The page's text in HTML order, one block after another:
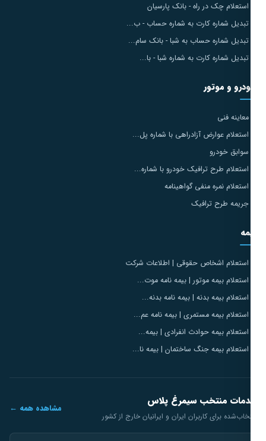
استعلام چک در راه - بانک پارسیان
تبدیل شماره کارت به شماره حساب - ب...
تبدیل شماره حساب به شبا - بانک سام...
تبدیل شماره کارت به شماره شبا - با...
و موتور
معاینه فنی
استعلام عوارض آزادراهی با شماره پل...
سوابق خودرو
استعلام طرح ترافیک خودرو با شماره...
استعلام نمره منفی گواهینامه
جریمه طرح ترافیک
استعلام اشخاص حقوقی | اطلاعات شرکت
استعلام بیمه موتور | بیمه نامه موت...
استعلام بیمه بدنه | بیمه نامه بدنه...
استعلام بیمه مستمری | بیمه نامه عم...
استعلام بیمه حوادث انفرادی | بیمه...
استعلام بیمه جنگ ساختمان | بیمه نا...
منتخب سیمرغ پلاس
برای کاربران ایران و ایرانیان خارج از کشور
مشاهده همه ←